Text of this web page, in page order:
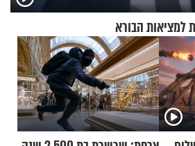
למציאות הבורא